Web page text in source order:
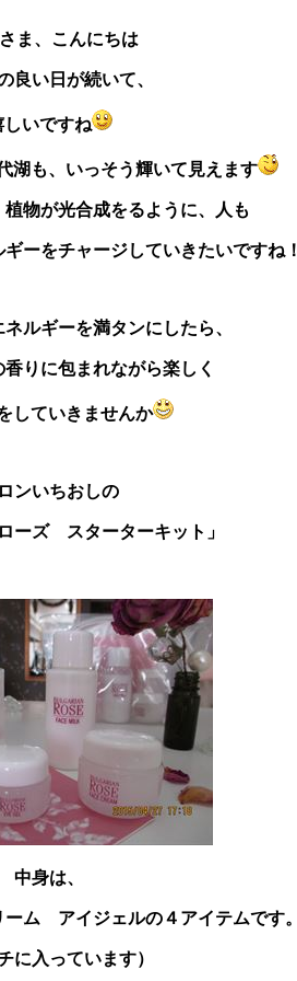
ま、こんにちは
良い日が続いて、
しいですね
湖も、いっそう輝いて見えます
物が光合成をるように、人も
ーをチャージしていきたいですね！
ルギーを満タンにしたら、
りに包まれながら楽しく
していきませんか
ンいちおしの
ーズ スターターキット」
中身は、
ム アイジェルの４アイテムです。
に入っています）